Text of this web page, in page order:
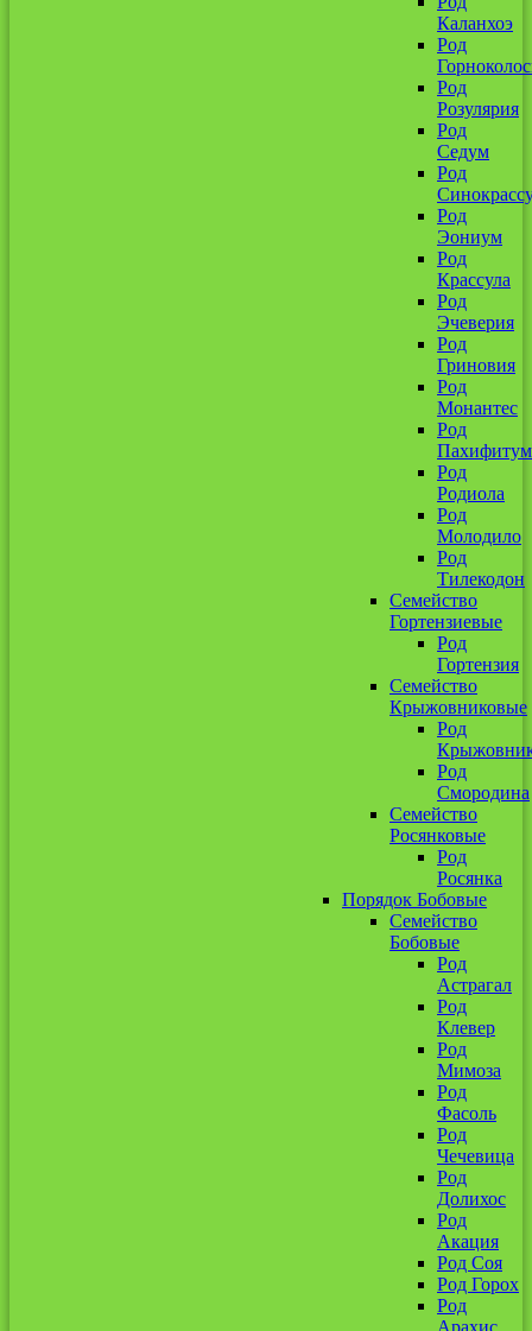
Каланхоэ
Род
Род
Розулярия
Род
Седум
Род
Род
Эониум
Род
Крассула
Род
Эчеверия
Род
Гриновия
Род
Монантес
Род
Пахифитум
Род
Родиола
Род
Молодило
Род
Тилекодон
Семейство
Гортензиевые
Род
Гортензия
Семейство
Крыжовниковые
Род
Род
Смородина
Семейство
Росянковые
Род
Росянка
Порядок Бобовые
Семейство
Бобовые
Род
Астрагал
Род
Клевер
Род
Мимоза
Род
Фасоль
Род
Чечевица
Род
Долихос
Род
Акация
Род Соя
Род Горох
Род
Арахис